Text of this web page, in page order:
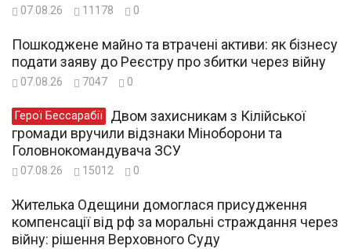
07.08.26 11178 0
Пошкоджене майно та втрачені активи: як бізнесу
подати заяву до Реєстру про збитки через війну
07.08.26 7047 0
Герої Бессарабії
громади вручили відзнаки Міноборони та
Головнокомандувача ЗСУ
07.08.26 15012 0
Жителька Одещини домоглася присудження
компенсації від рф за моральні страждання через
війну: рішення Верховного Суду